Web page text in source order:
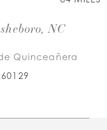
NC
Quinceañera